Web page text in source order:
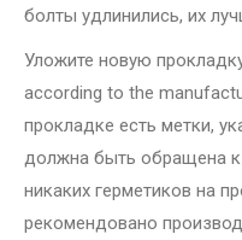
болты удлинились, их
Уложите новую
according to the
прокладке есть метки,
должна быть обращена к
никаких герметиков на
рекомендовано